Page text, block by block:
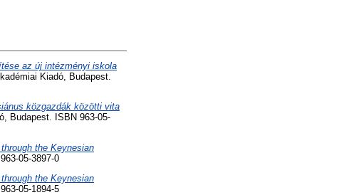
az új intézményi iskola
Kiadó, Budapest.
közgazdák közötti vita
Budapest. ISBN 963-05-
the Keynesian
05-3897-0
the Keynesian
05-1894-5